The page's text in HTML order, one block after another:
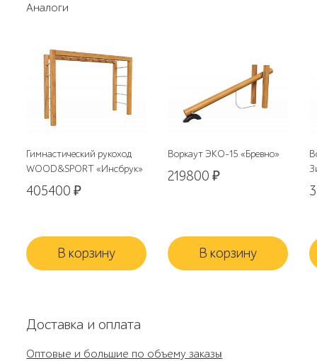
Аналоги
Гимнастический рукоход
WOOD&SPORT «Инсбрук»
405400₽
В корзину
Воркаут ЭКО-15 «Бревно»
219800₽
В корзину
Доставка и оплата
Оптовые и большие по объему заказы